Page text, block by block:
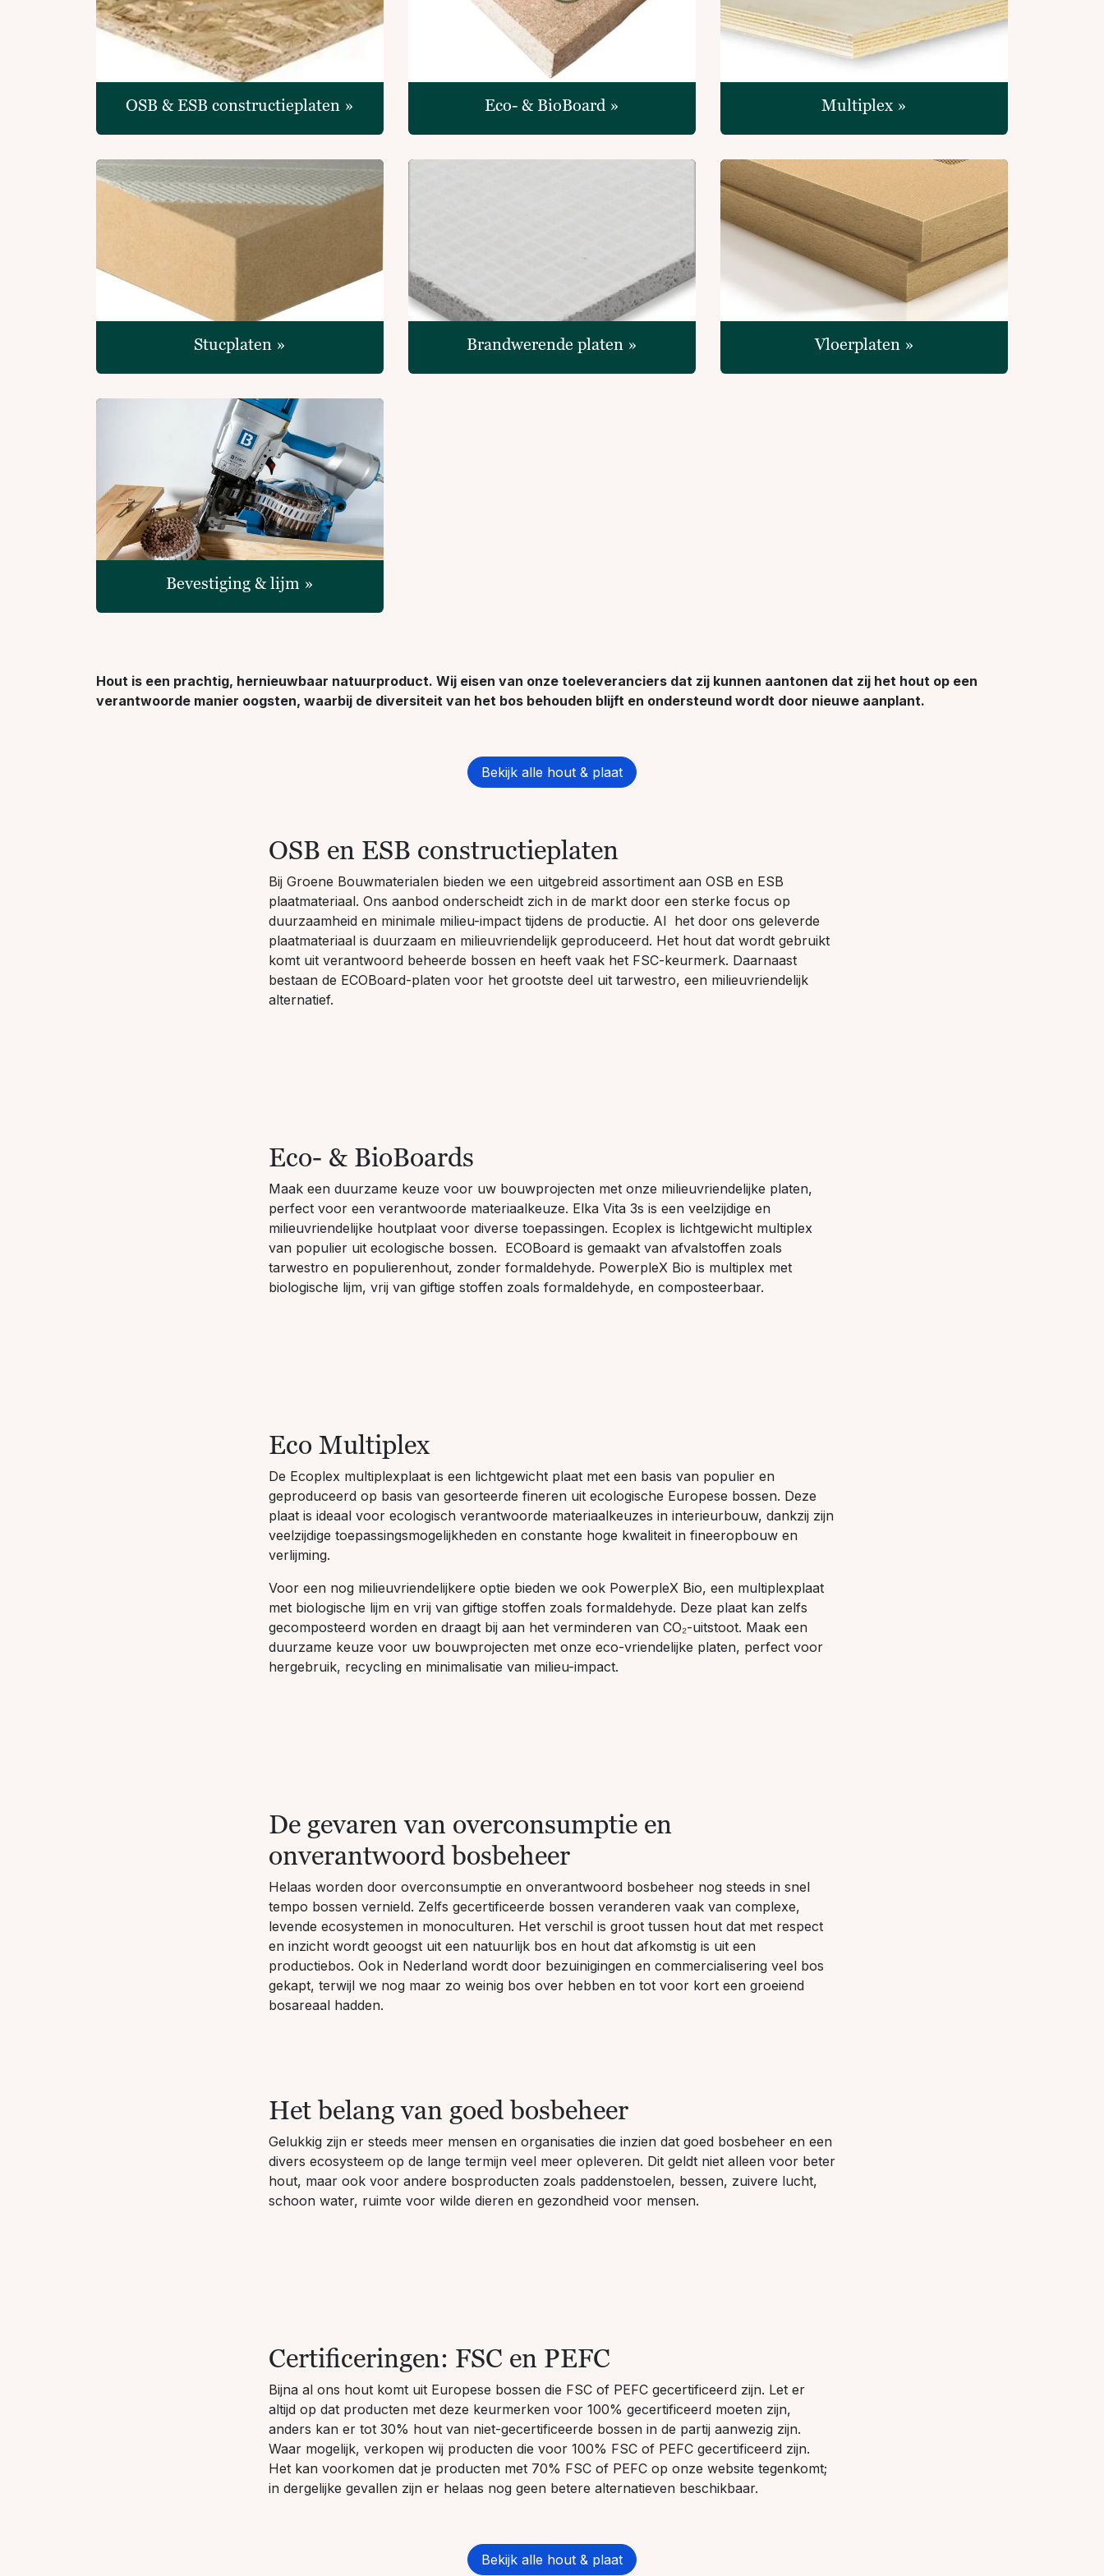
OSB & ESB constructieplaten » Eco- & BioBoard​ » Multiplex »
Stucplaten » Brandwerende platen » Vloerplaten »
Bevestiging & lijm »
Hout is een prachtig, hernieuwbaar natuurproduct. Wij eisen van onze toeleveranciers dat zij kunnen aantonen dat zij het hout op een
verantwoorde manier oogsten, waarbij de diversiteit van het bos behouden blijft en ondersteund wordt door nieuwe aanplant.
Bekijk alle hout & plaat
OSB en ESB constructieplaten
Bij Groene Bouwmaterialen bieden we een uitgebreid assortiment aan OSB en ESB
plaatmateriaal. Ons aanbod onderscheidt zich in de markt door een sterke focus op
duurzaamheid en minimale milieu-impact tijdens de productie. Al het door ons geleverde
plaatmateriaal is duurzaam en milieuvriendelijk geproduceerd. Het hout dat wordt gebruikt
komt uit verantwoord beheerde bossen en heeft vaak het FSC-keurmerk. Daarnaast
bestaan de ECOBoard-platen voor het grootste deel uit tarwestro, een milieuvriendelijk
alternatief.
Eco- & BioBoards
Maak een duurzame keuze voor uw bouwprojecten met onze milieuvriendelijke platen,
perfect voor een verantwoorde materiaalkeuze. Elka Vita 3s is een veelzijdige en
milieuvriendelijke houtplaat voor diverse toepassingen. Ecoplex is lichtgewicht multiplex
van populier uit ecologische bossen. ECOBoard is gemaakt van afvalstoffen zoals
tarwestro en populierenhout, zonder formaldehyde. PowerpleX Bio is multiplex met
biologische lijm, vrij van giftige stoffen zoals formaldehyde, en composteerbaar.
Eco Multiplex
De Ecoplex multiplexplaat is een lichtgewicht plaat met een basis van populier en
geproduceerd op basis van gesorteerde fineren uit ecologische Europese bossen. Deze
plaat is ideaal voor ecologisch verantwoorde materiaalkeuzes in interieurbouw, dankzij zijn
veelzijdige toepassingsmogelijkheden en constante hoge kwaliteit in fineeropbouw en
verlijming.
Voor een nog milieuvriendelijkere optie bieden we ook PowerpleX Bio, een multiplexplaat
met biologische lijm en vrij van giftige stoffen zoals formaldehyde. Deze plaat kan zelfs
gecomposteerd worden en draagt bij aan het verminderen van CO₂-uitstoot. Maak een
duurzame keuze voor uw bouwprojecten met onze eco-vriendelijke platen, perfect voor
hergebruik, recycling en minimalisatie van milieu-impact.
De gevaren van overconsumptie en
onverantwoord bosbeheer
Helaas worden door overconsumptie en onverantwoord bosbeheer nog steeds in snel
tempo bossen vernield. Zelfs gecertificeerde bossen veranderen vaak van complexe,
levende ecosystemen in monoculturen. Het verschil is groot tussen hout dat met respect
en inzicht wordt geoogst uit een natuurlijk bos en hout dat afkomstig is uit een
productiebos. Ook in Nederland wordt door bezuinigingen en commercialisering veel bos
gekapt, terwijl we nog maar zo weinig bos over hebben en tot voor kort een groeiend
bosareaal hadden.
Het belang van goed bosbeheer
Gelukkig zijn er steeds meer mensen en organisaties die inzien dat goed bosbeheer en een
divers ecosysteem op de lange termijn veel meer opleveren. Dit geldt niet alleen voor beter
hout, maar ook voor andere bosproducten zoals paddenstoelen, bessen, zuivere lucht,
schoon water, ruimte voor wilde dieren en gezondheid voor mensen.
Certificeringen: FSC en PEFC
Bijna al ons hout komt uit Europese bossen die FSC of PEFC gecertificeerd zijn. Let er
altijd op dat producten met deze keurmerken voor 100% gecertificeerd moeten zijn,
anders kan er tot 30% hout van niet-gecertificeerde bossen in de partij aanwezig zijn.
Waar mogelijk, verkopen wij producten die voor 100% FSC of PEFC gecertificeerd zijn.
Het kan voorkomen dat je producten met 70% FSC of PEFC op onze website tegenkomt;
in dergelijke gevallen zijn er helaas nog geen betere alternatieven beschikbaar.
Bekijk alle hout & plaat